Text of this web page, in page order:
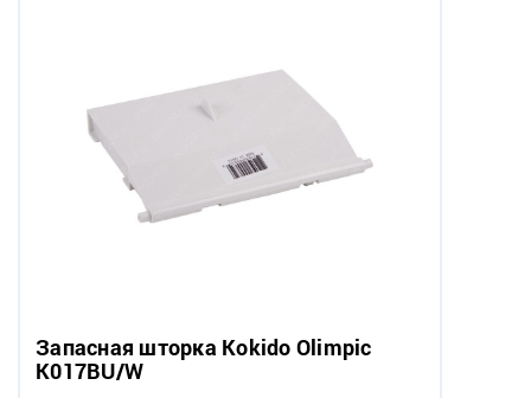
Запасная шторка Kokido Olimpic
K017BU/W